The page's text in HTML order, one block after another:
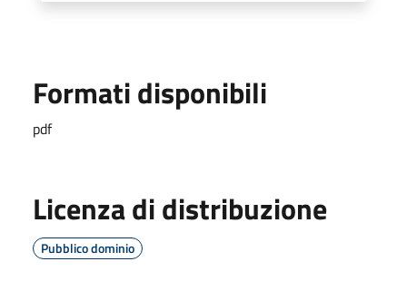
Formati disponibili
pdf
Licenza di distribuzione
Pubblico dominio